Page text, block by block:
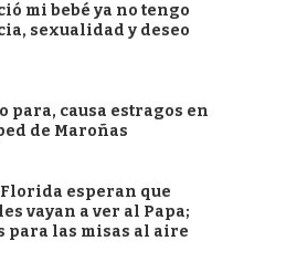
mi bebé ya no tengo
sexualidad y deseo
para, causa estragos en
de Maroñas
Florida esperan que
vayan a ver al Papa;
para las misas al aire